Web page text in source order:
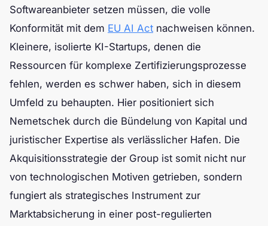
Softwareanbieter setzen müssen, die volle
Konformität mit dem EU AI Act nachweisen können.
Kleinere, isolierte KI-Startups, denen die
Ressourcen für komplexe Zertifizierungsprozesse
fehlen, werden es schwer haben, sich in diesem
Umfeld zu behaupten. Hier positioniert sich
Nemetschek durch die Bündelung von Kapital und
juristischer Expertise als verlässlicher Hafen. Die
Akquisitionsstrategie der Group ist somit nicht nur
von technologischen Motiven getrieben, sondern
fungiert als strategisches Instrument zur
Marktabsicherung in einer post-regulierten